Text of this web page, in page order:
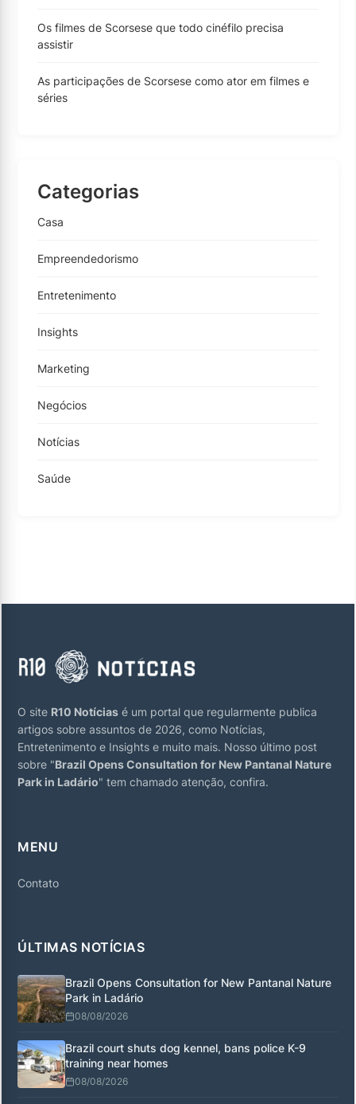
Os filmes de Scorsese que todo cinéfilo precisa
assistir
As participações de Scorsese como ator em filmes e
séries
Categorias
Casa
Empreendedorismo
Entretenimento
Insights
Marketing
Negócios
Notícias
Saúde
O site R10 Notícias é um portal que regularmente publica
artigos sobre assuntos de 2026, como Notícias,
Entretenimento e Insights e muito mais. Nosso último post
sobre "Brazil Opens Consultation for New Pantanal Nature
Park in Ladário" tem chamado atenção, confira.
MENU
Contato
ÚLTIMAS NOTÍCIAS
Brazil Opens Consultation for New Pantanal Nature
Park in Ladário
08/08/2026
Brazil court shuts dog kennel, bans police K-9
training near homes
08/08/2026